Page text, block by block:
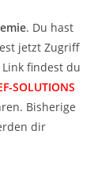
. Du hast
jetzt Zugriff
findest du
SOLUTIONS
Bisherige
dir